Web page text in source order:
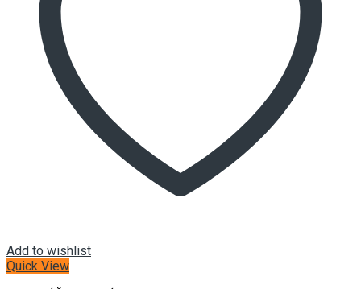
Add to wishlist
Quick View